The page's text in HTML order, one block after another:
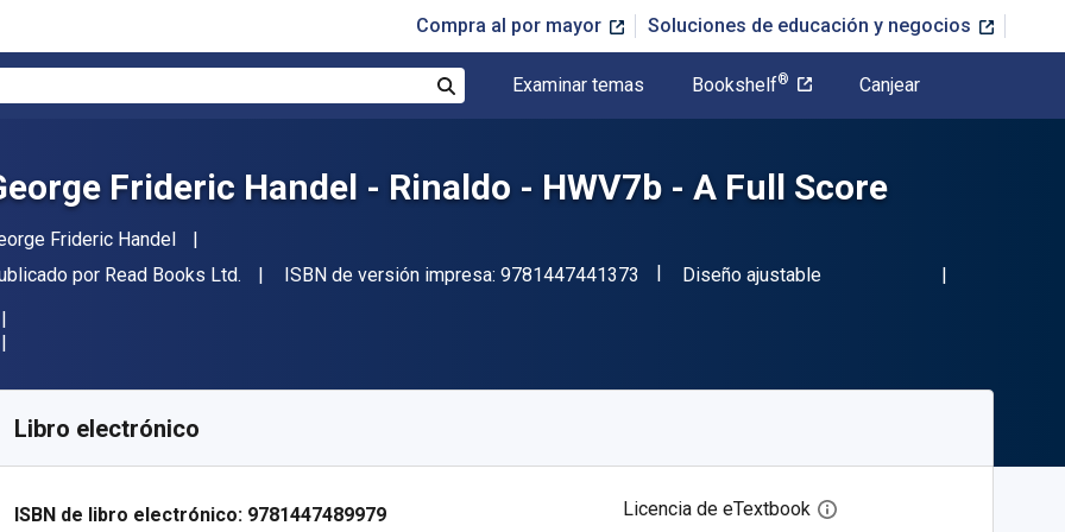
Compra al por mayor Soluciones de educación y negocios
Examinar temas Bookshelf® Canjear
Frideric Handel - Rinaldo - HWV7b - A Full Score
Frideric Handel
por Read Books Ltd. ISBN de versión impresa: 9781447441373 "ISBN-13 9781447441373"
Formato
Diseño ajustable
de referencia:
Libro electrónico
ISBN de libro electrónico: 9781447489979 Licencia de eTextbook Abre el cuadro de diálogo